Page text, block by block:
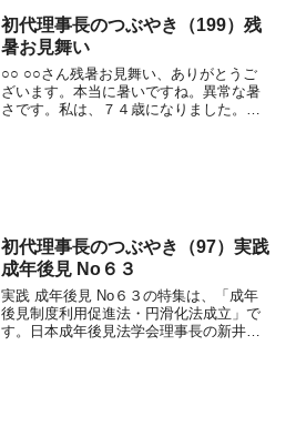
初代理事長のつぶやき（199）残
暑お見舞い
○○ ○○さん残暑お見舞い、ありがとうご
ざいます。本当に暑いですね。異常な暑
さです。私は、７４歳になりました。皆
初代理事長のつぶやき（97）実践
成年後見 No６３
実践 成年後見 No６３の特集は、「成年
後見制度利用促進法・円滑化法成立」で
す。日本成年後見法学会理事長の新井